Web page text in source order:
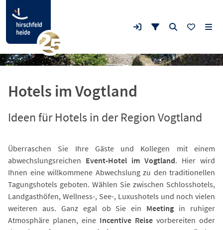
Hotels im Vogtland
Ideen für Hotels in der Region Vogtland
Überraschen Sie Ihre Gäste und Kollegen mit einem
abwechslungsreichen Event-Hotel im Vogtland. Hier wird
Ihnen eine willkommene Abwechslung zu den traditionellen
Tagungshotels geboten. Wählen Sie zwischen Schlosshotels,
Landgasthöfen, Wellness-, See-, Luxushotels und noch vielen
weiteren aus. Ganz egal ob Sie ein Meeting in ruhiger
Atmosphäre planen, eine Incentive Reise vorbereiten oder